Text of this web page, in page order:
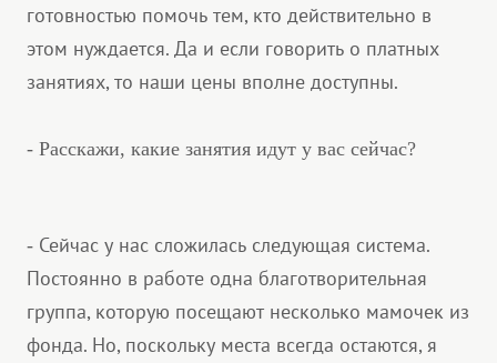
готовностью помочь тем, кто действительно в
этом нуждается. Да и если говорить о платных
занятиях, то наши цены вполне доступны.
- Расскажи, какие занятия идут у вас сейчас?
- Сейчас у нас сложилась следующая система.
Постоянно в работе одна благотворительная
группа, которую посещают несколько мамочек из
фонда. Но, поскольку места всегда остаются, я